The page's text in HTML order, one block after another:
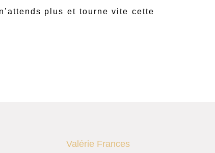
plus et tourne vite cette
Valérie Frances